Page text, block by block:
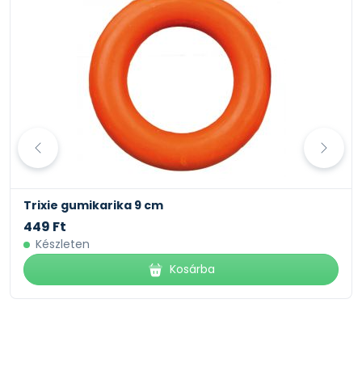
Trixie gumikarika 9 cm
449 Ft
Készleten
Kosárba